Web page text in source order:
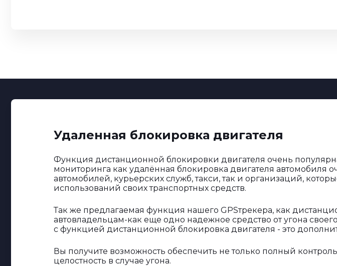
Удаленная блокировка двигателя
Функция дистанционной блокировки двигателя очень
мониторинга как удалённая блокировка двигателя
автомобилей, курьерских служб, такси, так и организаций,
использований своих транспортных средств.
Так же предлагаемая функция нашего GPSтрекера, как
автовладельцам-как еще одно надежное средство от угона
с функцией дистанционной блокировка двигателя - это
Вы получите возможность обеспечить не только полный
целостность в случае угона.